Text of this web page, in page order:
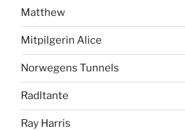
Matthew
Mitpilgerin Alice
Norwegens Tunnels
Radltante
Ray Harris